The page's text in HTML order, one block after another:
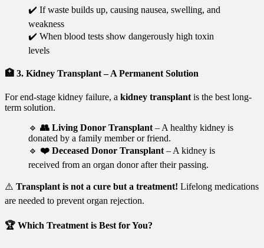
✔️ If waste builds up, causing nausea, swelling, and
weakness
✔️ When blood tests show dangerously high toxin
levels
🏥 3. Kidney Transplant – A Permanent Solution
For end-stage kidney failure, a kidney transplant is the best long-
term solution.
🔹 👥 Living Donor Transplant – A healthy kidney is
donated by a family member or friend.
🔹 ❤️ Deceased Donor Transplant – A kidney is
received from an organ donor after their passing.
⚠️ Transplant is not a cure but a treatment! Lifelong medications
are needed to prevent organ rejection.
🏆 Which Treatment is Best for You?